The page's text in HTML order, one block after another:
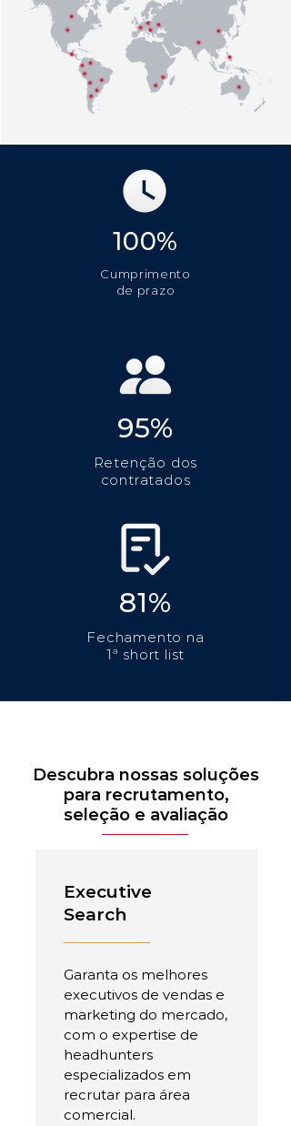
100%
Cumprimento
de prazo
95%
Retenção dos
contratados
81%
Fechamento na
1ª short list
Descubra nossas soluções
para recrutamento,
seleção e avaliação
Executive
Search
Garanta os melhores
executivos de vendas e
marketing do mercado,
com o expertise de
headhunters
especializados em
recrutar para área
comercial.